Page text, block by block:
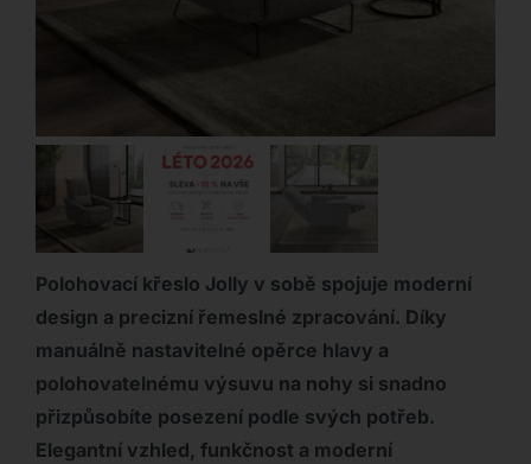
Polohovací křeslo Jolly v sobě spojuje moderní
design a precizní řemeslné zpracování. Díky
manuálně nastavitelné opěrce hlavy a
polohovatelnému výsuvu na nohy si snadno
přizpůsobíte posezení podle svých potřeb.
Elegantní vzhled, funkčnost a moderní